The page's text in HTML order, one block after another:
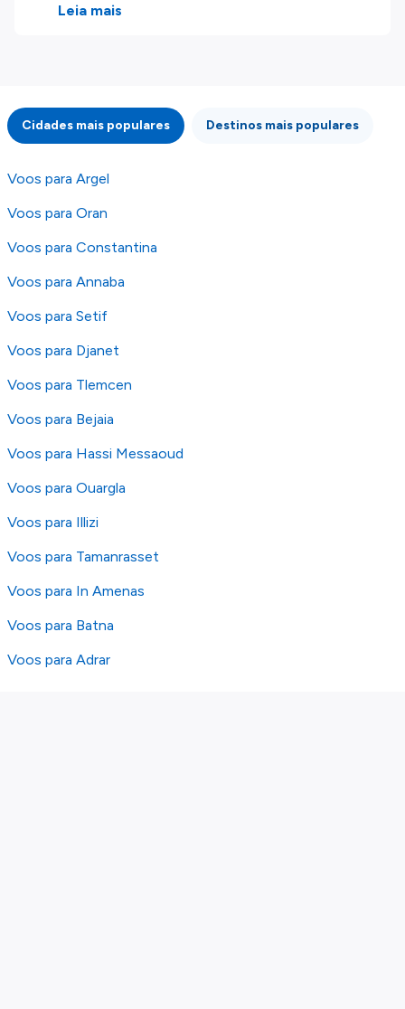
produtos disponíveis no nosso website são
integridade ou pela precisão da informação
publicada, por isso verifique com atenção todas
as condições no website do parceiro antes de
fazer uma reserva. Para mais detalhes verifique
os nossos
Leia mais
Cidades mais populares Destinos mais populares
Voos para Argel
Voos para Oran
Voos para Constantina
Voos para Annaba
Voos para Setif
Voos para Djanet
Voos para Tlemcen
Voos para Bejaia
Voos para Hassi Messaoud
Voos para Ouargla
Voos para Illizi
Voos para Tamanrasset
Voos para In Amenas
Voos para Batna
Voos para Adrar